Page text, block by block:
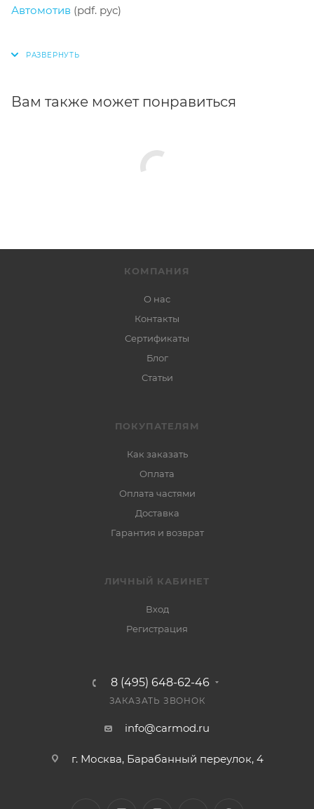
Автомотив (pdf. рус)
Вам также может понравиться
КОМПАНИЯ
О нас
Контакты
Сертификаты
Блог
Статьи
ПОКУПАТЕЛЯМ
Как заказать
Оплата
Оплата частями
Доставка
Гарантия и возврат
ЛИЧНЫЙ КАБИНЕТ
Вход
Регистрация
8 (495) 648-62-46
ЗАКАЗАТЬ ЗВОНОК
info@carmod.ru
г. Москва, Барабанный переулок, 4